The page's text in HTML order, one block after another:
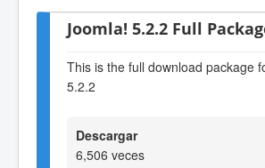
Joomla! 5.2.2 Full
This is the full download package
5.2.2
Descargar
6,506 veces